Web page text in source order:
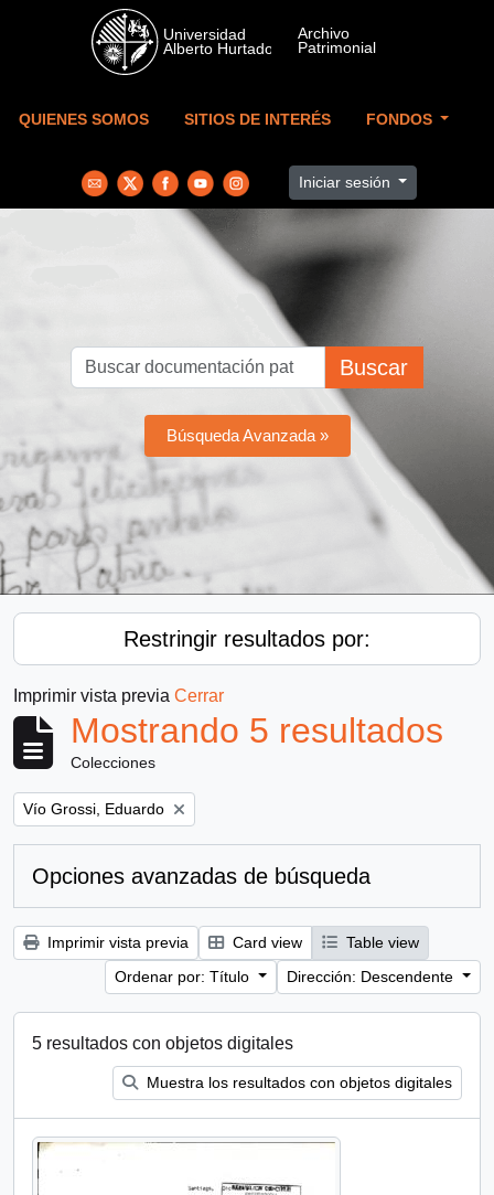
Skip to main content
QUIENES SOMOS SITIOS DE INTERÉS FONDOS
Iniciar sesión
Buscar
Búsqueda Avanzada »
Restringir resultados por:
Imprimir vista previa Cerrar
Mostrando 5 resultados
Colecciones
Remove filter:
Vío Grossi, Eduardo
Opciones avanzadas de búsqueda
Imprimir vista previa Card view
Table view
Ordenar por: Título
Dirección: Descendente
5 resultados con objetos digitales
Muestra los resultados con objetos digitales